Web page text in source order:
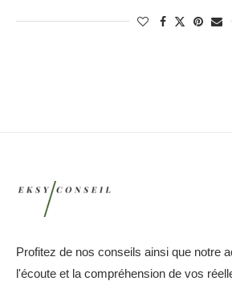
Profitez de nos conseils ainsi que notre
l'écoute et la compréhension de vos